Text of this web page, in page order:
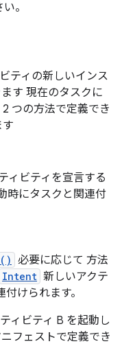
。
ティの新しいインス
す 現在のタスクに
つの方法で定義でき
ィビティを宣言する
時にタスクと関連付
必要に応じて 方法
Intent 新しいアクテ
けられます。
ィビティ B を起動し
フェストで定義でき